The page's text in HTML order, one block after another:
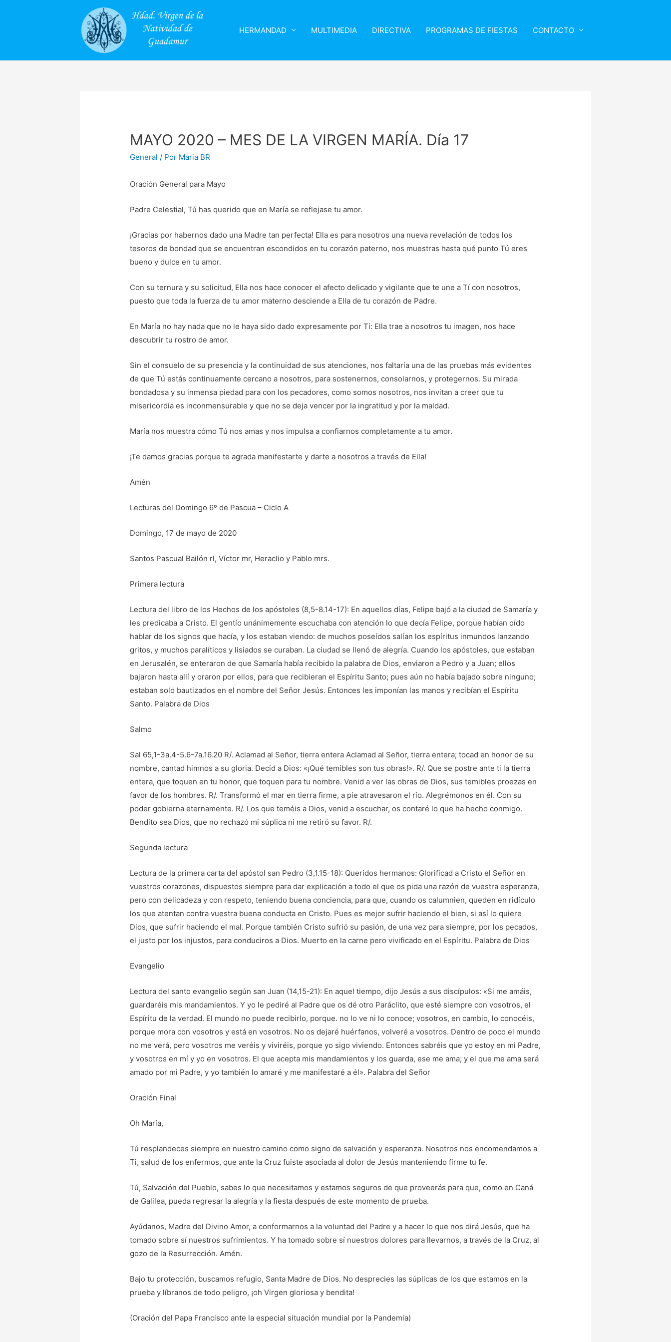
HERMANDAD MULTIMEDIA DIRECTIVA PROGRAMAS DE FIESTAS CONTACTO
MAYO 2020 – MES DE LA VIRGEN MARÍA. Día 17
General / Por Maria BR
Oración General para Mayo
Padre Celestial, Tú has querido que en María se reflejase tu amor.
¡Gracias por habernos dado una Madre tan perfecta! Ella es para nosotros una nueva revelación de todos los
tesoros de bondad que se encuentran escondidos en tu corazón paterno, nos muestras hasta qué punto Tú eres
bueno y dulce en tu amor.
Con su ternura y su solicitud, Ella nos hace conocer el afecto delicado y vigilante que te une a Tí con nosotros,
puesto que toda la fuerza de tu amor materno desciende a Ella de tu corazón de Padre.
En María no hay nada que no le haya sido dado expresamente por Tí: Ella trae a nosotros tu imagen, nos hace
descubrir tu rostro de amor.
Sin el consuelo de su presencia y la continuidad de sus atenciones, nos faltaría una de las pruebas más evidentes
de que Tú estás continuamente cercano a nosotros, para sostenernos, consolarnos, y protegernos. Su mirada
bondadosa y su inmensa piedad para con los pecadores, como somos nosotros, nos invitan a creer que tu
misericordia es inconmensurable y que no se deja vencer por la ingratitud y por la maldad.
María nos muestra cómo Tú nos amas y nos impulsa a confiarnos completamente a tu amor.
¡Te damos gracias porque te agrada manifestarte y darte a nosotros a través de Ella!
Amén
Lecturas del Domingo 6º de Pascua – Ciclo A
Domingo, 17 de mayo de 2020
Santos Pascual Bailón rl, Víctor mr, Heraclio y Pablo mrs.
Primera lectura
Lectura del libro de los Hechos de los apóstoles (8,5-8.14-17): En aquellos días, Felipe bajó a la ciudad de Samaría y
les predicaba a Cristo. El gentío unánimemente escuchaba con atención lo que decía Felipe, porque habían oído
hablar de los signos que hacía, y los estaban viendo: de muchos poseídos salían los espíritus inmundos lanzando
gritos, y muchos paralíticos y lisiados se curaban. La ciudad se llenó de alegría. Cuando los apóstoles, que estaban
en Jerusalén, se enteraron de que Samaría había recibido la palabra de Dios, enviaron a Pedro y a Juan; ellos
bajaron hasta allí y oraron por ellos, para que recibieran el Espíritu Santo; pues aún no había bajado sobre ninguno;
estaban solo bautizados en el nombre del Señor Jesús. Entonces les imponían las manos y recibían el Espíritu
Santo. Palabra de Dios
Salmo
Sal 65,1-3a.4-5.6-7a.16.20 R/. Aclamad al Señor, tierra entera Aclamad al Señor, tierra entera; tocad en honor de su
nombre, cantad himnos a su gloria. Decid a Dios: «¡Qué temibles son tus obras!». R/. Que se postre ante ti la tierra
entera, que toquen en tu honor, que toquen para tu nombre. Venid a ver las obras de Dios, sus temibles proezas en
favor de los hombres. R/. Transformó el mar en tierra firme, a pie atravesaron el río. Alegrémonos en él. Con su
poder gobierna eternamente. R/. Los que teméis a Dios, venid a escuchar, os contaré lo que ha hecho conmigo.
Bendito sea Dios, que no rechazó mi súplica ni me retiró su favor. R/.
Segunda lectura
Lectura de la primera carta del apóstol san Pedro (3,1.15-18): Queridos hermanos: Glorificad a Cristo el Señor en
vuestros corazones, dispuestos siempre para dar explicación a todo el que os pida una razón de vuestra esperanza,
pero con delicadeza y con respeto, teniendo buena conciencia, para que, cuando os calumnien, queden en ridículo
los que atentan contra vuestra buena conducta en Cristo. Pues es mejor sufrir haciendo el bien, si así lo quiere
Dios, que sufrir haciendo el mal. Porque también Cristo sufrió su pasión, de una vez para siempre, por los pecados,
el justo por los injustos, para conduciros a Dios. Muerto en la carne pero vivificado en el Espíritu. Palabra de Dios
Evangelio
Lectura del santo evangelio según san Juan (14,15-21): En aquel tiempo, dijo Jesús a sus discípulos: «Si me amáis,
guardaréis mis mandamientos. Y yo le pediré al Padre que os dé otro Paráclito, que esté siempre con vosotros, el
Espíritu de la verdad. El mundo no puede recibirlo, porque. no lo ve ni lo conoce; vosotros, en cambio, lo conocéis,
porque mora con vosotros y está en vosotros. No os dejaré huérfanos, volveré a vosotros. Dentro de poco el mundo
no me verá, pero vosotros me veréis y viviréis, porque yo sigo viviendo. Entonces sabréis que yo estoy en mi Padre,
y vosotros en mí y yo en vosotros. El que acepta mis mandamientos y los guarda, ese me ama; y el que me ama será
amado por mi Padre, y yo también lo amaré y me manifestaré a él». Palabra del Señor
Oración Final
Oh María,
Tú resplandeces siempre en nuestro camino como signo de salvación y esperanza. Nosotros nos encomendamos a
Ti, salud de los enfermos, que ante la Cruz fuiste asociada al dolor de Jesús manteniendo firme tu fe.
Tú, Salvación del Pueblo, sabes lo que necesitamos y estamos seguros de que proveerás para que, como en Caná
de Galilea, pueda regresar la alegría y la fiesta después de este momento de prueba.
Ayúdanos, Madre del Divino Amor, a conformarnos a la voluntad del Padre y a hacer lo que nos dirá Jesús, que ha
tomado sobre sí nuestros sufrimientos. Y ha tomado sobre sí nuestros dolores para llevarnos, a través de la Cruz, al
gozo de la Resurrección. Amén.
Bajo tu protección, buscamos refugio, Santa Madre de Dios. No desprecies las súplicas de los que estamos en la
prueba y líbranos de todo peligro, ¡oh Virgen gloriosa y bendita!
(Oración del Papa Francisco ante la especial situación mundial por la Pandemia)